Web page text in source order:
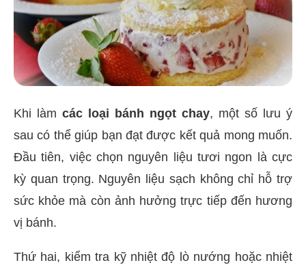
Khi làm các loại bánh ngọt chay, một số lưu ý
sau có thể giúp bạn đạt được kết quả mong muốn.
Đầu tiên, việc chọn nguyên liệu tươi ngon là cực
kỳ quan trọng. Nguyên liệu sạch không chỉ hỗ trợ
sức khỏe mà còn ảnh hưởng trực tiếp đến hương
vị bánh.
Thứ hai, kiểm tra kỹ nhiệt độ lò nướng hoặc nhiệt